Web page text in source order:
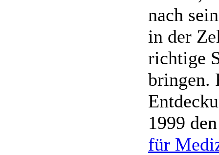
nach
in der
richtige
bringen.
1999
für